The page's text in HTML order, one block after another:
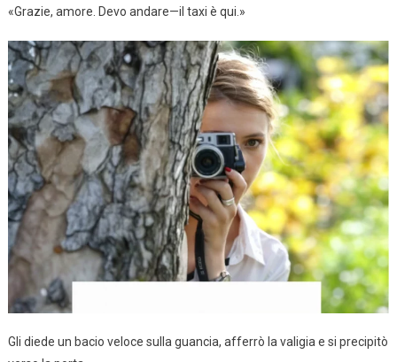
«Grazie, amore. Devo andare—il taxi è qui.»
Gli diede un bacio veloce sulla guancia, afferrò la valigia e si precipitò